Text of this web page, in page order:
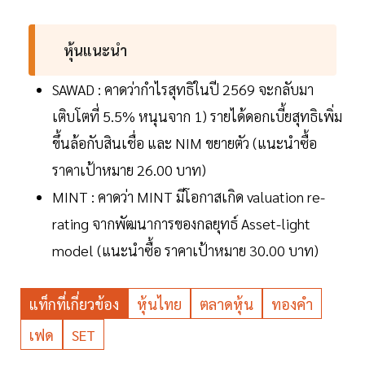
หุ้นแนะนำ
SAWAD : คาดว่ากำไรสุทธิในปี 2569 จะกลับมา
เติบโตที่ 5.5% หนุนจาก 1) รายได้ดอกเบี้ยสุทธิเพิ่ม
ขึ้นล้อกับสินเชื่อ และ NIM ขยายตัว (แนะนำซื้อ
ราคาเป้าหมาย 26.00 บาท)
MINT : คาดว่า MINT มีโอกาสเกิด valuation re-
rating จากพัฒนาการของกลยุทธ์ Asset-light
model (แนะนำซื้อ ราคาเป้าหมาย 30.00 บาท)
แท็กที่เกี่ยวข้อง หุ้นไทย ตลาดหุ้น
ทองคำ
เฟด
SET